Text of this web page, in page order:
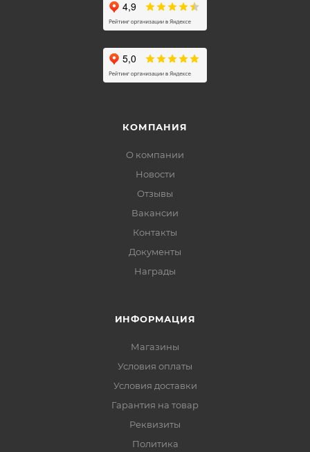
КОМПАНИЯ
О компании
Новости
Отзывы
Вакансии
Контакты
Документы
Награды
ИНФОРМАЦИЯ
Магазины
Условия оплаты
Условия доставки
Гарантия на товар
Реквизиты
Политика